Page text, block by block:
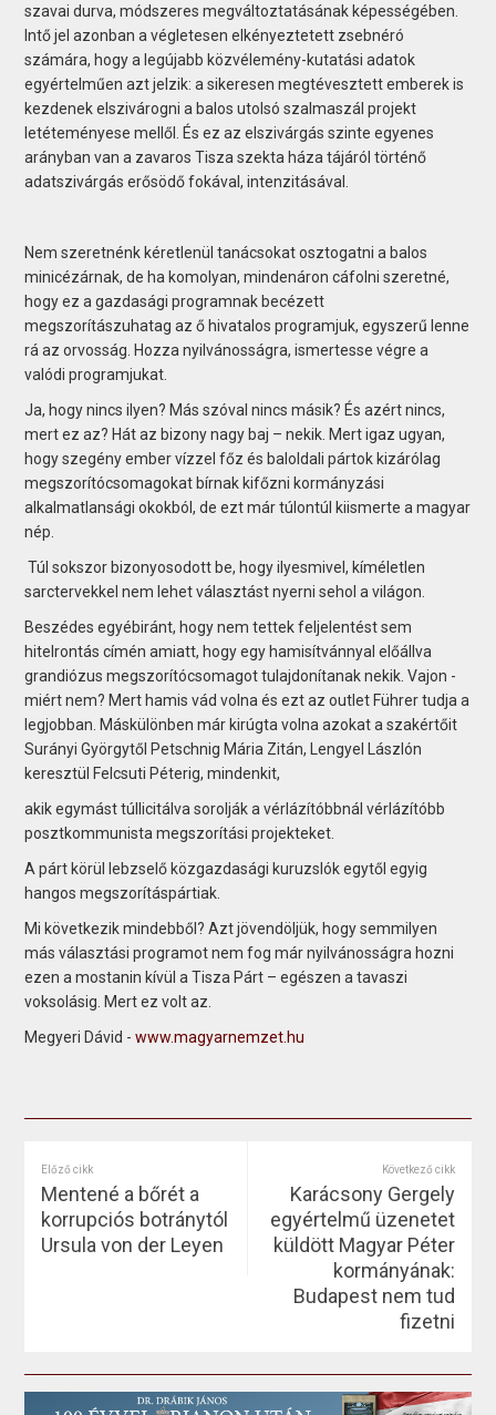
szavai durva, módszeres megváltoztatásának képességében.
Intő jel azonban a végletesen elkényeztetett zsebnéró
számára, hogy a legújabb közvélemény-kutatási adatok
egyértelműen azt jelzik: a sikeresen megtévesztett emberek is
kezdenek elszivárogni a balos utolsó szalmaszál projekt
letéteményese mellől. És ez az elszivárgás szinte egyenes
arányban van a zavaros Tisza szekta háza tájáról történő
adatszivárgás erősödő fokával, intenzitásával.
Nem szeretnénk kéretlenül tanácsokat osztogatni a balos
minicézárnak, de ha komolyan, mindenáron cáfolni szeretné,
hogy ez a gazdasági programnak becézett
megszorítászuhatag az ő hivatalos programjuk, egyszerű lenne
rá az orvosság. Hozza nyilvánosságra, ismertesse végre a
valódi programjukat.
Ja, hogy nincs ilyen? Más szóval nincs másik? És azért nincs,
mert ez az? Hát az bizony nagy baj – nekik. Mert igaz ugyan,
hogy szegény ember vízzel főz és baloldali pártok kizárólag
megszorítócsomagokat bírnak kifőzni kormányzási
alkalmatlansági okokból, de ezt már túlontúl kiismerte a magyar
nép.
Túl sokszor bizonyosodott be, hogy ilyesmivel, kíméletlen
sarctervekkel nem lehet választást nyerni sehol a világon.
Beszédes egyébiránt, hogy nem tettek feljelentést sem
hitelrontás címén amiatt, hogy egy hamisítvánnyal előállva
grandiózus megszorítócsomagot tulajdonítanak nekik. Vajon ­
miért nem? Mert hamis vád volna és ezt az outlet Führer tudja a
legjobban. Máskülönben már kirúgta volna azokat a szakértőit
Surányi Györgytől Petschnig Mária Zitán, Lengyel Lászlón
keresztül Felcsuti Péterig, mindenkit,
akik egymást túllicitálva sorolják a vérlázítóbbnál vérlázítóbb
posztkommunista megszorítási projekteket.
A párt körül lebzselő közgazdasági kuruzslók egytől egyig
hangos megszorításpártiak.
Mi következik mindebből? Azt jövendöljük, hogy semmilyen
más választási programot nem fog már nyilvánosságra hozni
ezen a mostanin kívül a Tisza Párt – egészen a tavaszi
voksolásig. Mert ez volt az.
Megyeri Dávid -www.magyarnemzet.hu
Előző cikk
Mentené a bőrét a
korrupciós botránytól
Ursula von der Leyen
Következő cikk
Karácsony Gergely
egyértelmű üzenetet
küldött Magyar Péter
kormányának:
Budapest nem tud
fizetni